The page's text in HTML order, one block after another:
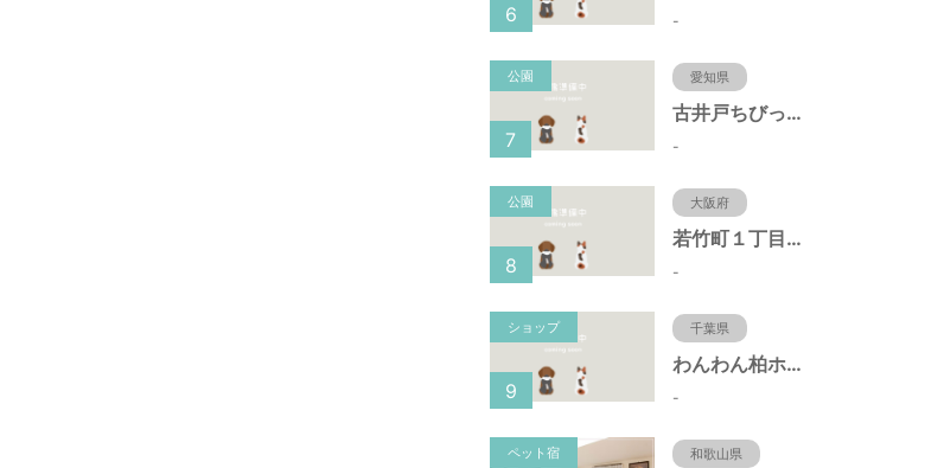
-
6
公園 愛知県
古井戸ちびっ子広場（愛知県大府市）
-
7
公園 大阪府
若竹町１丁目第３公園（大阪府豊中市）
-
8
ショップ 千葉県
わんわん柏ホームビレッジ（老犬ホーム・老犬ホテル）
-
9
ペット宿 和歌山県